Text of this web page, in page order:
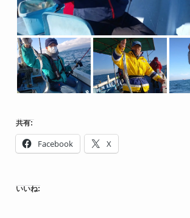
共有:
Facebook X
いいね: